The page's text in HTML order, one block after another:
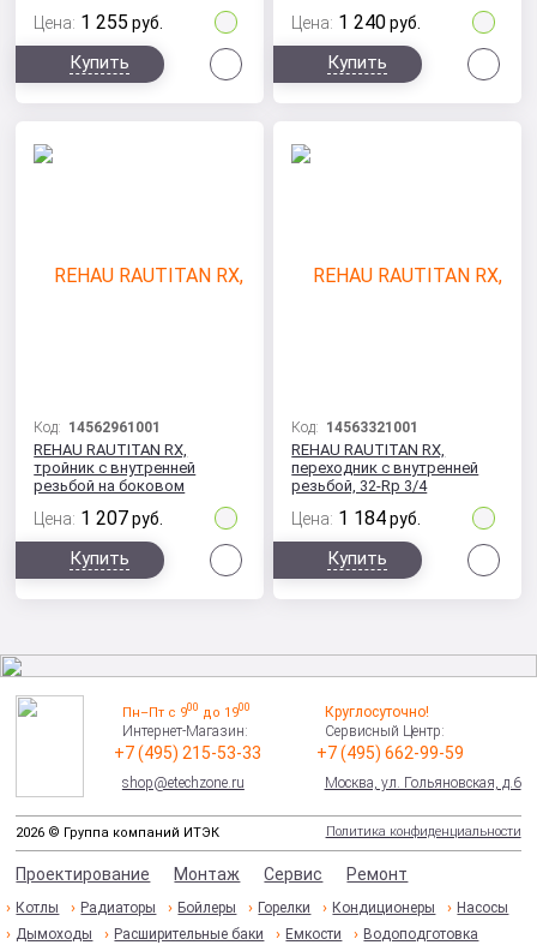
Цена: 1 255 руб.
Купить
Цена: 1 240 руб.
Купить
Код: 14562961001
REHAU RAUTITAN RX,
тройник с внутренней
резьбой на боковом
Цена: 1 207 руб.
Купить
Код: 14563321001
REHAU RAUTITAN RX,
переходник с внутренней
резьбой, 32-Rp 3/4
Цена: 1 184 руб.
Купить
Пн–Пт с 900 до 1900
Интернет-Магазин:
+7 (495) 215-53-33
shop@etechzone.ru
Круглосуточно!
Сервисный Центр:
+7 (495) 662-99-59
Москва, ул. Гольяновская, д.6
2026 © Группа компаний ИТЭК Политика конфиденциальности
Проектирование Монтаж Сервис Ремонт
Котлы Радиаторы Бойлеры Горелки Кондиционеры
Насосы
Дымоходы
Расширительные баки Емкости Водоподготовка